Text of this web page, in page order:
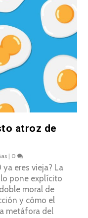
atroz de
| 0
eres vieja? La
pone explícito
moral de
y cómo el
metáfora del